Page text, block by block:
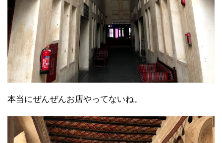
本当にぜんぜんお店やってないね。